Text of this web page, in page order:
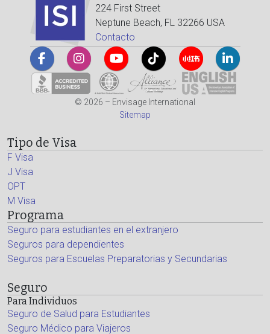
224 First Street
Neptune Beach, FL 32266 USA
Contacto
© 2026 – Envisage International
Sitemap
Tipo de Visa
F Visa
J Visa
OPT
M Visa
Programa
Seguro para estudiantes en el extranjero
Seguros para dependientes
Seguros para Escuelas Preparatorias y Secundarias
Seguro
Para Individuos
Seguro de Salud para Estudiantes
Seguro Médico para Viajeros